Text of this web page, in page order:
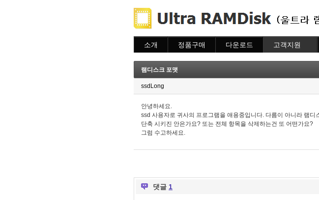
소개 정품구매
이용안내
다운로드 고객지원
질문하기
램디스크 포맷
ssdLong
안녕하세요.
ssd 사용자로 귀사의 프로그램을 애용중입니다. 다름이 아니라 램
단축 시키진 안은가요? 또는 전체 항목을 삭제하는건 또 어떤가요?
그럼 수고하세요.
댓글 1